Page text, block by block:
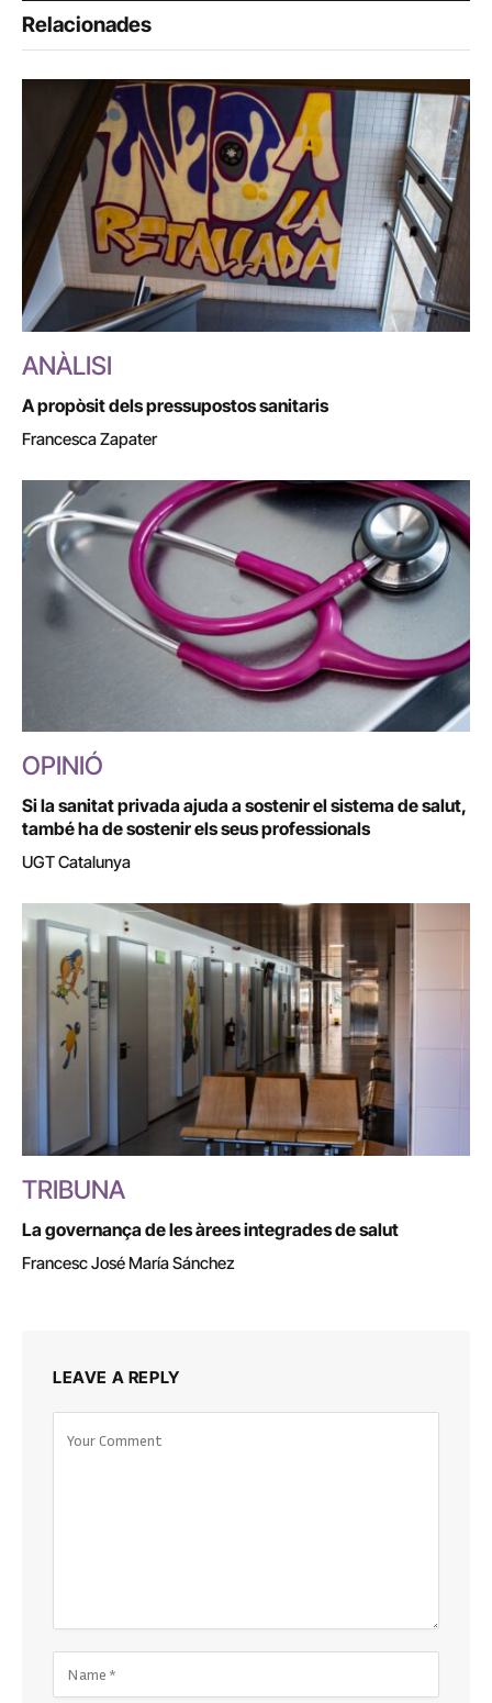
Relacionades
ANÀLISI
A propòsit dels pressupostos sanitaris
Francesca Zapater
OPINIÓ
Si la sanitat privada ajuda a sostenir el sistema de salut,
també ha de sostenir els seus professionals
UGT Catalunya
TRIBUNA
La governança de les àrees integrades de salut
Francesc José María Sánchez
LEAVE A REPLY